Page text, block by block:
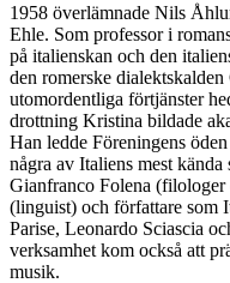
1958 överlämnade Nils
Ehle. Som professor i
på italienskan och den
den romerske
utomordentliga förtjänster
drottning Kristina bildade
Han ledde Föreningens
några av Italiens mest
Gianfranco Folena
(linguist) och författare som
Parise, Leonardo Sciascia
verksamhet kom också att
musik.